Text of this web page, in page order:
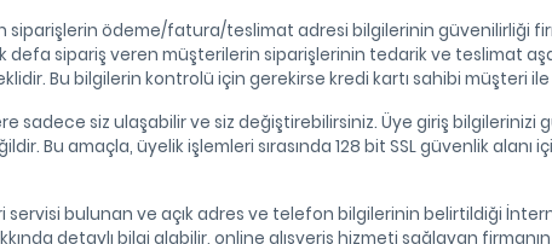
siparişlerin ödeme/fatura/teslimat adresi bilgilerinin güvenilirliği
defa sipariş veren müşterilerin siparişlerinin tedarik ve teslimat
Bu bilgilerin kontrolü için gerekirse kredi kartı sahibi müşteri
sadece siz ulaşabilir ve siz değiştirebilirsiniz. Üye giriş bilgilerinizi
Bu amaçla, üyelik işlemleri sırasında 128 bit SSL güvenlik
servisi bulunan ve açık adres ve telefon bilgilerinin belirtildiği
detaylı bilgi alabilir, online alışveriş hizmeti sağlayan